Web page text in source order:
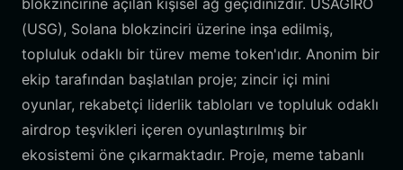
blokzincirine açılan kişisel ağ geçidinizdir. USAGIRO
(USG), Solana blokzinciri üzerine inşa edilmiş,
topluluk odaklı bir türev meme token'ıdır. Anonim bir
ekip tarafından başlatılan proje; zincir içi mini
oyunlar, rekabetçi liderlik tabloları ve topluluk odaklı
airdrop teşvikleri içeren oyunlaştırılmış bir
ekosistemi öne çıkarmaktadır. Proje, meme tabanlı